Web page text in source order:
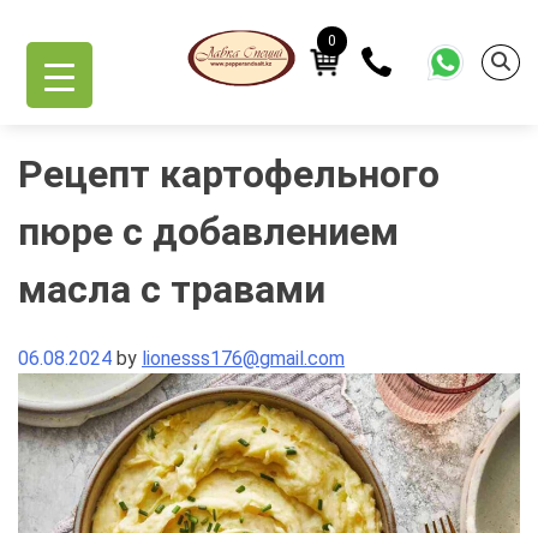
content
0
Рецепт картофельного
пюре с добавлением
масла с травами
06.08.2024 by lionesss176@gmail.com